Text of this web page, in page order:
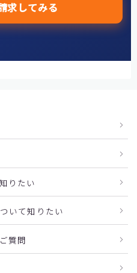
求してみる
りたい
いて知りたい
質問